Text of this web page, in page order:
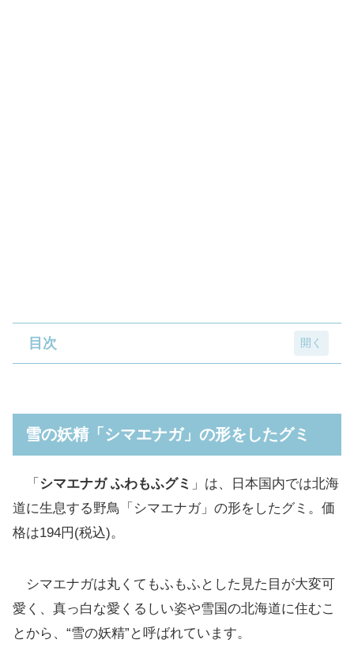
目次
な「シマエナガ ふわもふグミ」
カロリーは1袋あたり126kcal
パッケージもグミも可愛いシマエナガグミ
雪の妖精「シマエナガ」の形をしたグミ
「 シマエナガ ふわもふグミ 」は、日本国内では北海
道に生息する野鳥「シマエナガ」の形をしたグミ。価
格は194円(税込)。
シマエナガは丸くてもふもふとした見た目が大変可
愛く、真っ白な愛くるしい姿や雪国の北海道に住むこ
とから、“雪の妖精”と呼ばれています。